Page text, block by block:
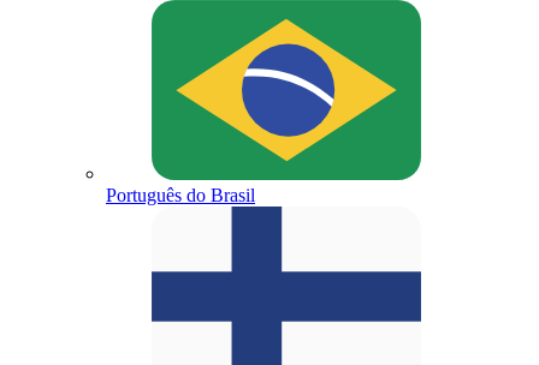
Português do Brasil